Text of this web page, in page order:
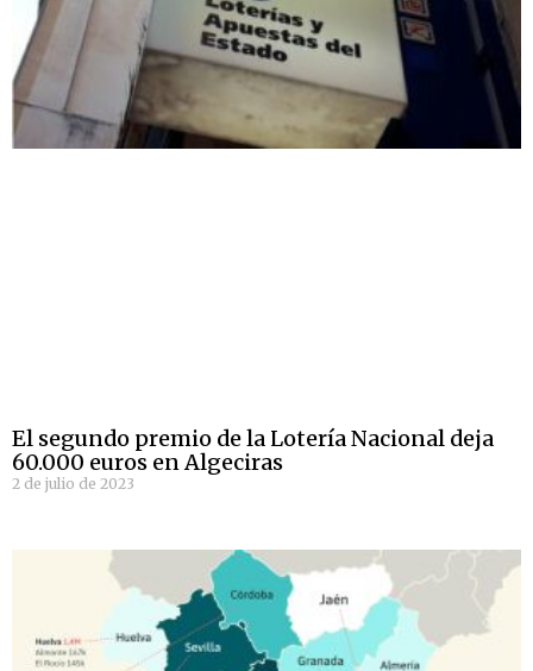
El segundo premio de la Lotería Nacional deja
60.000 euros en Algeciras
2 de julio de 2023